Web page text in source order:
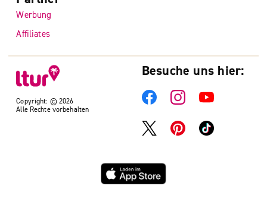
Copyright: © 2026
Alle Rechte vorbehalten
Werbung
Affiliates
Besuche uns hier: